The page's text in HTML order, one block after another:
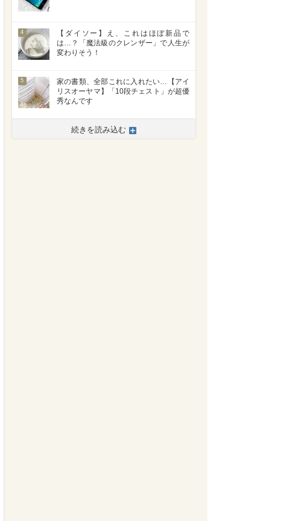
4
【ダイソー】え、これはほぼ新品で
は…？「魔法級のクレンザー」で人生が
変わりそう！
5
家の書類、全部これに入れたい…【アイ
リスオーヤマ】「10段チェスト」が超優
秀なんです
続きを読み込む